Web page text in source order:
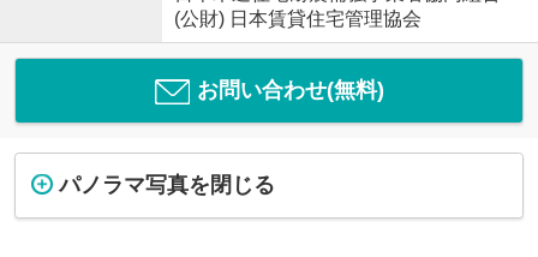
(公財) 日本賃貸住宅管理協会
お問い合わせ(無料)
パノラマ写真を閉じる